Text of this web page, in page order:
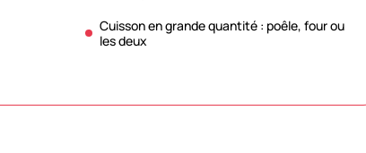
Cuisson en grande quantité : poêle, four ou
les deux